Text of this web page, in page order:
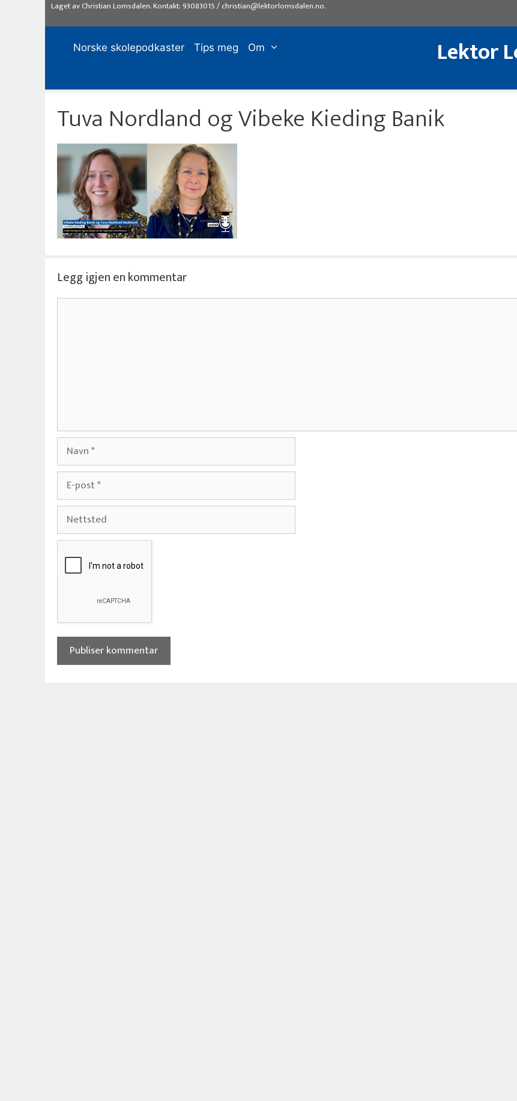
Laget avChristian Lomsdalen. Kontakt: 93083015/christian@lektorlomsdalen.no.
Lektor
Norske skolepodkaster Tips meg Om
Tuva Nordland og Vibeke Kieding Banik
Legg igjen en kommentar
Kommentar
Navn
E-
post
Nettsted